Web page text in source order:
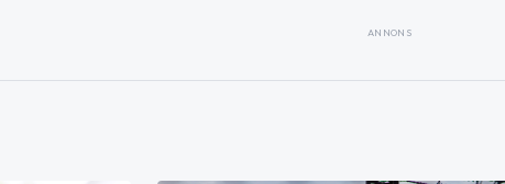
ANNONS